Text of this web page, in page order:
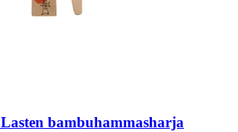
Lasten bambuhammasharja